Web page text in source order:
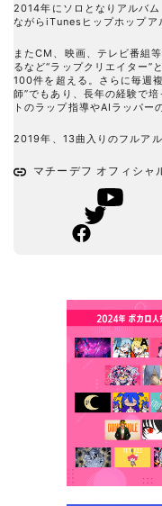
2014年にソロとなりアルバ
ながらiTunesヒップホップア
またCM、映画、テレビ番組
るなど“ラップクリエイター”
100件を超える。さらに毎週
師”でもあり、長年の経験で
トのラップ指導やAIラッパー
2019年、13曲入りのフルア
マチーデフ オフィシャ